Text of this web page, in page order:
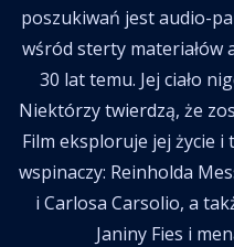
poszukiwań jest audio-
wśród sterty materiałów
30 lat temu. Jej ciało
Niektórzy twierdzą, że
Film eksploruje jej życie i
wspinaczy: Reinholda
i Carlosa Carsolio, a
Janiny Fies i